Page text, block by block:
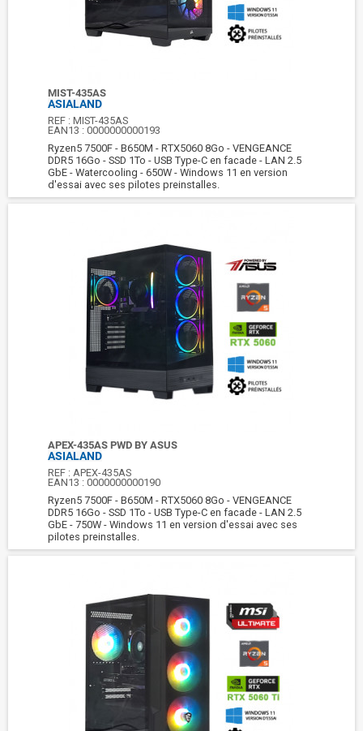
MIST-435AS
ASIALAND
REF :MIST-435AS
EAN13 :0000000000193
Ryzen5 7500F - B650M - RTX5060 8Go - VENGEANCE
DDR5 16Go - SSD 1To - USB Type-C en facade - LAN 2.5
GbE - Watercooling - 650W - Windows 11 en version
d'essai avec ses pilotes preinstalles.
APEX-435AS PWD BY ASUS
ASIALAND
REF : APEX-435AS
EAN13 :0000000000190
Ryzen5 7500F - B650M - RTX5060 8Go - VENGEANCE
DDR5 16Go - SSD 1To - USB Type-C en facade - LAN 2.5
GbE - 750W - Windows 11 en version d'essai avec ses
pilotes preinstalles.